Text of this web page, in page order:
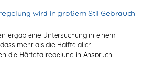
wird in großem Stil Gebrauch
ergab eine Untersuchung in einem
mehr als die Hälfte aller
die Härtefallregelung in Anspruch